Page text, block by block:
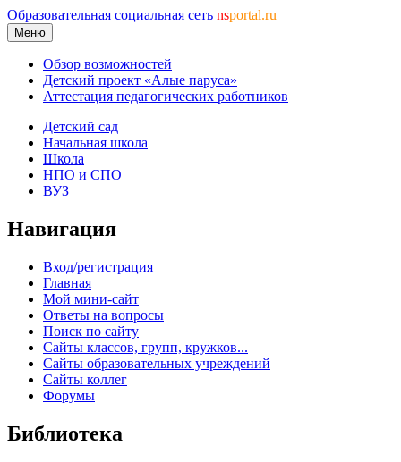
Образовательная социальная сеть nsportal.ru
Меню
Обзор возможностей
Детский проект «Алые паруса»
Аттестация педагогических работников
Детский сад
Начальная школа
Школа
НПО и СПО
ВУЗ
Навигация
Вход/регистрация
Главная
Мой мини-сайт
Ответы на вопросы
Поиск по сайту
Сайты классов, групп, кружков...
Сайты образовательных учреждений
Сайты коллег
Форумы
Библиотека